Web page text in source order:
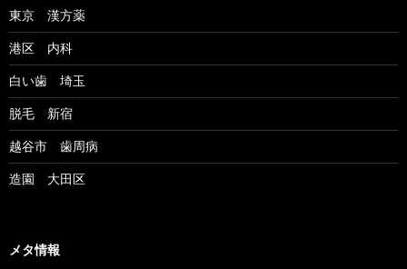
東京 漢方薬
港区 内科
白い歯 埼玉
脱毛 新宿
越谷市 歯周病
造園 大田区
メタ情報